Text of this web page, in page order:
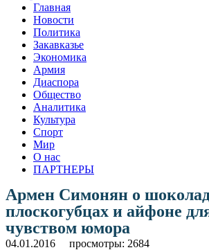
Главная
Новости
Политика
Закавказье
Экономика
Армия
Диаспора
Общество
Аналитика
Культура
Спорт
Мир
О нас
ПАРТНЕРЫ
Армен Симонян о
плоскогубцах и айфоне
чувством юмора
04.01.2016 просмотры: 2684